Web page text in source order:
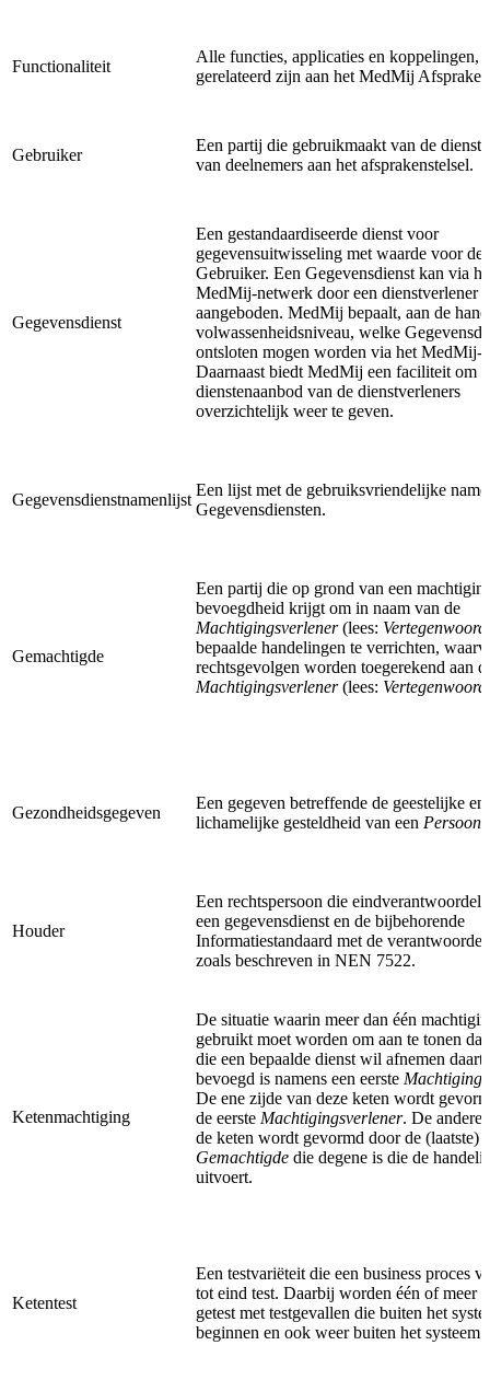
Functionaliteit
Alle functies, applicaties en koppelingen,
gerelateerd zijn aan het MedMij
Gebruiker
Een partij die gebruikmaakt van de
van deelnemers aan het afsprakenstelsel.
Gegevensdienst
Een gestandaardiseerde dienst voor
gegevensuitwisseling met waarde voor de
Gebruiker. Een Gegevensdienst kan via
MedMij-netwerk door een dienstverlener
aangeboden. MedMij bepaalt, aan de
volwassenheidsniveau, welke
ontsloten mogen worden via het MedMij-
Daarnaast biedt MedMij een faciliteit om
dienstenaanbod van de dienstverleners
overzichtelijk weer te geven.
Gegevensdienstnamenlijst
Een lijst met de gebruiksvriendelijke
Gegevensdiensten.
Gemachtigde
Een partij die op grond van een
bevoegdheid krijgt om in naam van de
Machtigingsverlener(lees:
bepaalde handelingen te verrichten,
rechtsgevolgen worden toegerekend aan
Machtigingsverlener(lees:
Gezondheidsgegeven
Een gegeven betreffende de geestelijke
lichamelijke gesteldheid van een Persoon
Houder
Een rechtspersoon die
een gegevensdienst en de bijbehorende
Informatiestandaard met de
zoals beschreven in NEN 7522.
Ketenmachtiging
De situatie waarin meer dan één
gebruikt moet worden om aan te tonen dat
die een bepaalde dienst wil afnemen
bevoegd is namens een eerste
De ene zijde van deze keten wordt
de eerste Machtigingsverlener. De andere
de keten wordt gevormd door de (laatste)
Gemachtigde die degene is die de
uitvoert.
Ketentest
Een testvariëteit die een business proces
tot eind test. Daarbij worden één of meer
getest met testgevallen die buiten het
beginnen en ook weer buiten het systeem